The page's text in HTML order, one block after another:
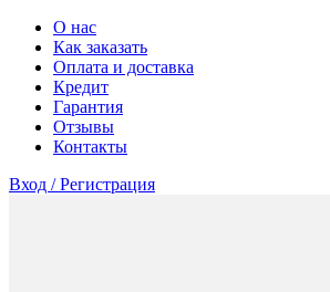
О нас
Как заказать
Оплата и доставка
Кредит
Гарантия
Отзывы
Контакты
Вход / Регистрация